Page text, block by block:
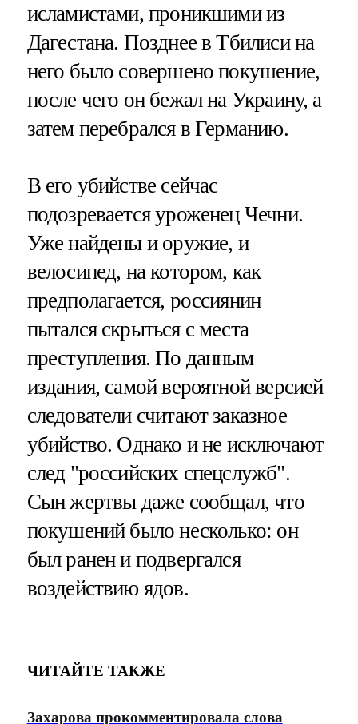
исламистами, проникшими из
Дагестана. Позднее в Тбилиси на
него было совершено покушение,
после чего он бежал на Украину, а
затем перебрался в Германию.
В его убийстве сейчас
подозревается уроженец Чечни.
Уже найдены и оружие, и
велосипед, на котором, как
предполагается, россиянин
пытался скрыться с места
преступления. По данным
издания, самой вероятной версией
следователи считают заказное
убийство. Однако и не исключают
след "российских спецслужб".
Сын жертвы даже сообщал, что
покушений было несколько: он
был ранен и подвергался
воздействию ядов.
ЧИТАЙТЕ ТАКЖЕ
Захарова прокомментировала слова